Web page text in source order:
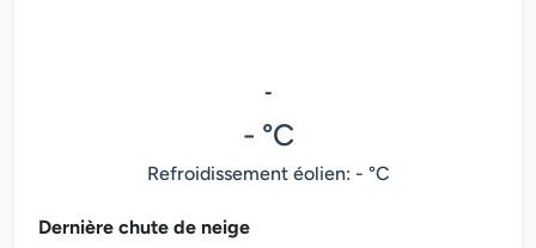
-
- °C
Refroidissement éolien: - °C
Dernière chute de neige